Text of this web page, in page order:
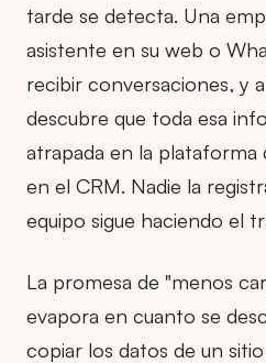
tarde se detecta. Una
asistente en su web o
recibir conversaciones, y
descubre que toda esa
atrapada en la plataforma
en el CRM. Nadie la
equipo sigue haciendo el
La promesa de "menos
evapora en cuanto se
copiar los datos de un